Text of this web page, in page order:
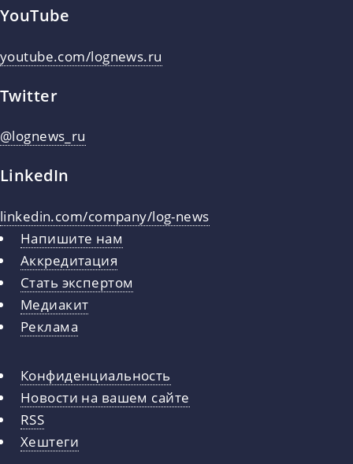
YouTube
youtube.com/lognews.ru
Twitter
@lognews_ru
LinkedIn
linkedin.com/company/log-news
Напишите нам
Аккредитация
Стать экспертом
Медиакит
Реклама
Конфиденциальность
Новости на вашем сайте
RSS
Хештеги